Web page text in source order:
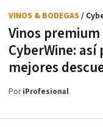
Vinos
CyberWine:
mejores
VINOS & BODEGAS /
PoriProfesional